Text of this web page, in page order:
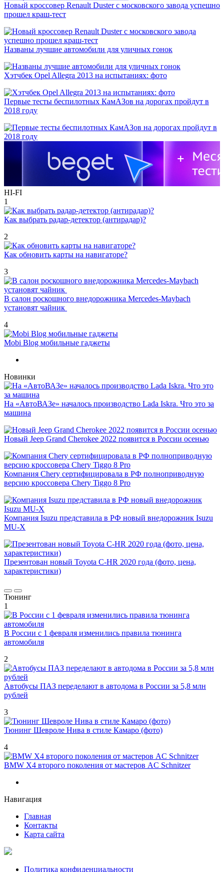
Новый кроссовер Renault Duster с московского завода успешно
прошел краш-тест
Названы лучшие автомобили для уличных гонок
Хэтчбек Opel Allegra 2013 на испытаниях: фото
Первые тесты беспилотных КамАЗов на дорогах пройдут в
2018 году
HI-FI
1
Как выбрать радар-детектор (антирадар)?
2
Как обновить карты на навигаторе?
3
В салон роскошного внедорожника Mercedes-Maybach
установят чайник
4
Mobi Blog мобильные гаджеты
Новинки
На «АвтоВАЗе» началось производство Lada Iskra. Что это за
машина
Новый Jeep Grand Cherokee 2022 появится в России осенью
Компания Chery сертифицировала в РФ полноприводную
версию кроссовера Chery Tiggo 8 Pro
Компания Isuzu представила в РФ новый внедорожник Isuzu
MU-X
Презентован новый Toyota C-HR 2020 года (фото, цена,
характеристики)
Тюнинг
1
В России с 1 февраля изменились правила тюнинга
автомобиля
2
Автобусы ПАЗ переделают в автодома в России за 5,8 млн
рублей
3
Тюнинг Шевроле Нива в стиле Камаро (фото)
4
BMW X4 второго поколения от мастеров AC Schnitzer
Навигация
Главная
Контакты
Карта сайта
Политика конфиденциальности